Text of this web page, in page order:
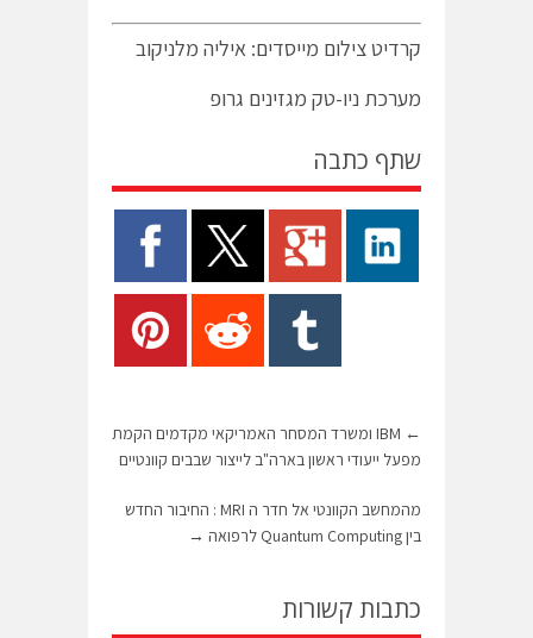
קרדיט צילום מייסדים: איליה מלניקוב
מערכת ניו-טק מגזינים גרופ
שתף כתבה
←
IBM ומשרד המסחר האמריקאי מקדמים הקמת
מפעל ייעודי ראשון בארה"ב לייצור שבבים קוונטיים
מהמחשב הקוונטי אל חדר ה MRI : החיבור החדש
בין Quantum Computing לרפואה
→
כתבות קשורות